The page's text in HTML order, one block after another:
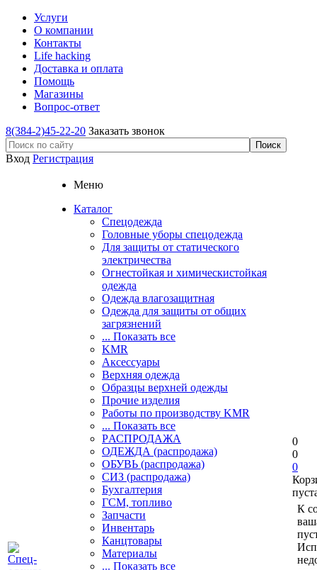
Услуги
О компании
Контакты
Life hacking
Доставка и оплата
Помощь
Магазины
Вопрос-ответ
8(384-2)45-22-20 Заказать звонок
Вход Регистрация
Меню
Каталог
Спецодежда
Головные уборы спецодежда
Для защиты от статического
электричества
Огнестойкая и химическистойкая
одежда
Одежда влагозащитная
Одежда для защиты от общих
загрязнений
... Показать все
KMR
Аксессуары
Верхняя одежда
Образцы верхней одежды
Прочие изделия
Работы по производству KMR
... Показать все
PАСПРОДАЖА
ОДЕЖДА (распродажа)
ОБУВЬ (распродажа)
СИЗ (распродажа)
Бухгалтерия
ГСМ, топливо
Запчасти
Инвентарь
Канцтовары
Материалы
... Показать все
0
0
0
К